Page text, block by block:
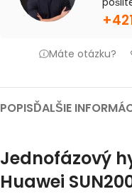
Máte otázku?
POPISĎALŠIE
Jednofázový
Huawei